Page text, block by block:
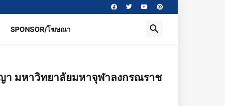
SPONSOR/โฆษณา
มหาวิทยาลัยมหาจุฬาลงกรณราช